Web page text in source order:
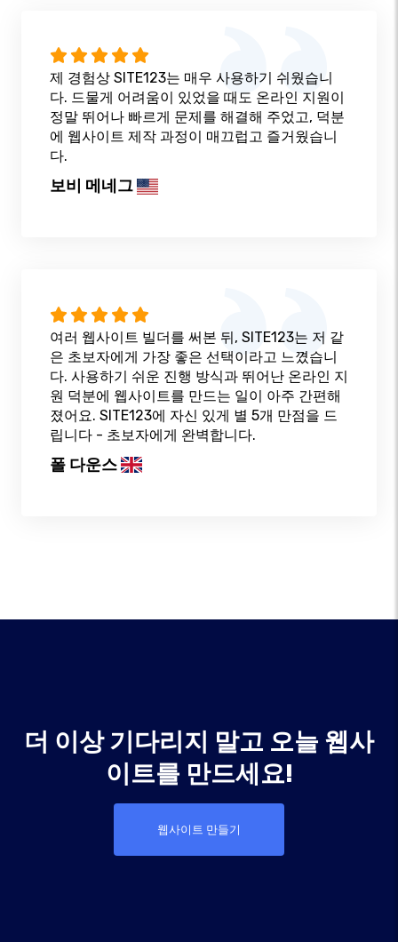
제 경험상 SITE123는 매우 사용하기 쉬웠습니
다. 드물게 어려움이 있었을 때도 온라인 지원이
정말 뛰어나 빠르게 문제를 해결해 주었고, 덕분
에 웹사이트 제작 과정이 매끄럽고 즐거웠습니
다.
보비 메네그
여러 웹사이트 빌더를 써본 뒤, SITE123는 저 같
은 초보자에게 가장 좋은 선택이라고 느꼈습니
다. 사용하기 쉬운 진행 방식과 뛰어난 온라인 지
원 덕분에 웹사이트를 만드는 일이 아주 간편해
졌어요. SITE123에 자신 있게 별 5개 만점을 드
립니다 - 초보자에게 완벽합니다.
폴 다운스
더 이상 기다리지 말고 오늘 웹사
이트를 만드세요!
웹사이트 만들기